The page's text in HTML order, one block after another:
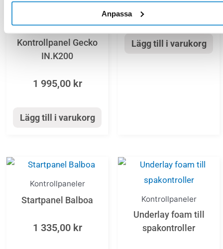
Anpassa
Kontrollpaneler
Kontrollpanel Gecko
IN.K200
1 995,00 kr
Lägg till i varukorg
Lägg till i varukorg
Kontrollpaneler
Startpanel Balboa
1 335,00 kr
Kontrollpaneler
Underlay foam till
spakontroller
Den
här
produkten
har
flera